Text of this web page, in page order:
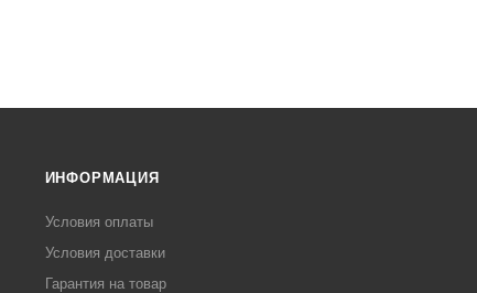
ИНФОРМАЦИЯ
Условия оплаты
Условия доставки
Гарантия на товар